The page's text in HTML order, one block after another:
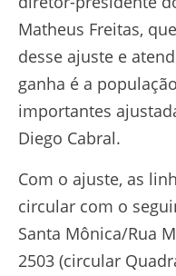
Matheus Freitas,
desse ajuste e
ganha é a
importantes
Diego Cabral.
Com o ajuste, as
circular com o
Santa Mônica/Rua
2503 (circular